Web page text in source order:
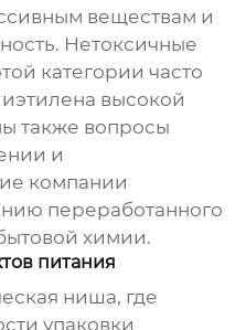
веществам и
Нетоксичные
категории часто
высокой
также вопросы
и
компании
переработанного
химии.
питания
ниша, где
упаковки